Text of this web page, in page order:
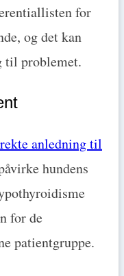
for
og det kan
til problemet.
anledning til
hundens
for de
patientgruppe.